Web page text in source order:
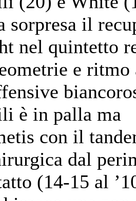
sorpresa il
nel quintetto
e ritmo
è in palla ma
con il
dal
(14-15 al